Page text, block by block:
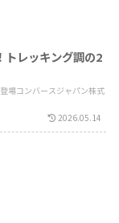
トレッキング調の2
場コンバースジャパン株式
2026.05.14